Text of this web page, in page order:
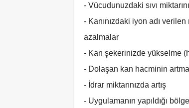
- Vücudunuzdaki sıvı
- Kanınızdaki iyon adı
azalmalar
- Kan şekerinizde yükselme
- Dolaşan kan hacminin
- İdrar miktarınızda artış
- Uygulamanın yapıldığı